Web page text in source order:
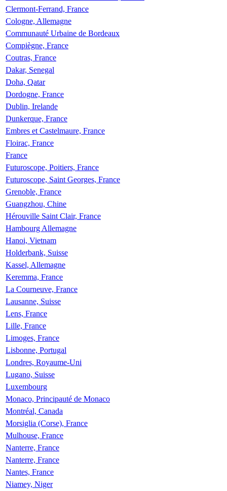
Clermont-Ferrand, France
Cologne, Allemagne
Communauté Urbaine de Bordeaux
Compiègne, France
Coutras, France
Dakar, Senegal
Doha, Qatar
Dordogne, France
Dublin, Irelande
Dunkerque, France
Embres et Castelmaure, France
Floirac, France
France
Futuroscope, Poitiers, France
Futuroscope, Saint Georges, France
Grenoble, France
Guangzhou, Chine
Hérouville Saint Clair, France
Hambourg Allemagne
Hanoi, Vietnam
Holderbank, Suisse
Kassel, Allemagne
Keremma, France
La Courneuve, France
Lausanne, Suisse
Lens, France
Lille, France
Limoges, France
Lisbonne, Portugal
Londres, Royaume-Uni
Lugano, Suisse
Luxembourg
Monaco, Principauté de Monaco
Montréal, Canada
Morsiglia (Corse), France
Mulhouse, France
Nanterre, France
Nanterre, France
Nantes, France
Niamey, Niger